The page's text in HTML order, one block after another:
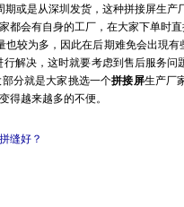
或是从深圳发货，这种拼接屏生
会有自身的工厂，在大家下单时
较为多，因此在后期难免会出現
解决，这时就要考虑到售后服务
分就是大家挑选一个拼接屏生产厂
得越来越多的不便。
缝好？